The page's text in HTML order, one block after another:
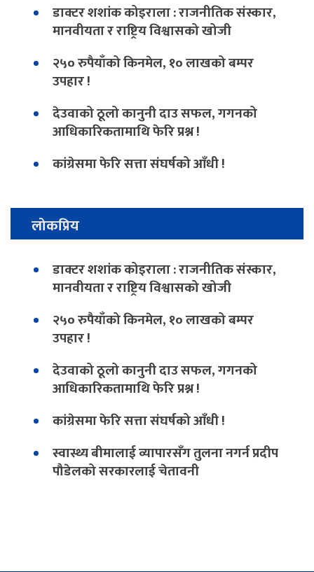
डाक्टर शशांक कोइराला : राजनीतिक संस्कार,
मानवीयता र राष्ट्रिय विश्वासको खोजी
२५० रुपैयाँको किनमेल, १० लाखको बम्पर
उपहार !
देउवाको ठूलो कानुनी दाउ सफल, गगनको
आधिकारिकतामाथि फेरि प्रश्न !
कांग्रेसमा फेरि सत्ता संघर्षको आँधी !
लोकप्रिय
डाक्टर शशांक कोइराला : राजनीतिक संस्कार,
मानवीयता र राष्ट्रिय विश्वासको खोजी
२५० रुपैयाँको किनमेल, १० लाखको बम्पर
उपहार !
देउवाको ठूलो कानुनी दाउ सफल, गगनको
आधिकारिकतामाथि फेरि प्रश्न !
कांग्रेसमा फेरि सत्ता संघर्षको आँधी !
स्वास्थ्य बीमालाई व्यापारसँग तुलना नगर्न प्रदीप
पौडेलको सरकारलाई चेतावनी